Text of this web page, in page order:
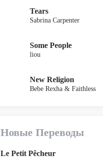
Tears
Sabrina Carpenter
Some People
liou
New Religion
Bebe Rexha & Faithless
Новые Переводы
Le Petit Pêcheur